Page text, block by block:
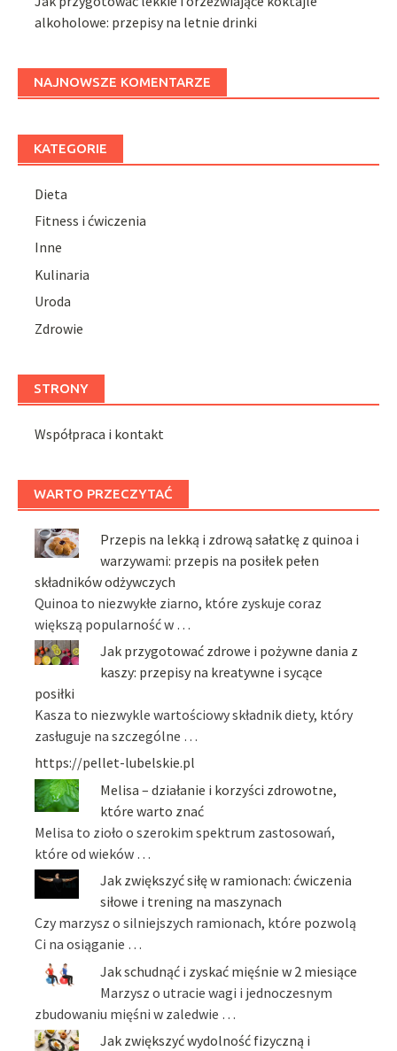
alkoholowe: przepisy na letnie drinki
NAJNOWSZE KOMENTARZE
KATEGORIE
Dieta
Fitness i ćwiczenia
Inne
Kulinaria
Uroda
Zdrowie
STRONY
Współpraca i kontakt
WARTO PRZECZYTAĆ
Przepis na lekką i zdrową sałatkę z quinoa i
warzywami: przepis na posiłek pełen
składników odżywczych
Quinoa to niezwykłe ziarno, które zyskuje coraz
większą popularność w …
Jak przygotować zdrowe i pożywne dania z
kaszy: przepisy na kreatywne i sycące
posiłki
Kasza to niezwykle wartościowy składnik diety, który
zasługuje na szczególne …
https://pellet-lubelskie.pl
Melisa – działanie i korzyści zdrowotne,
które warto znać
Melisa to zioło o szerokim spektrum zastosowań,
które od wieków …
Jak zwiększyć siłę w ramionach: ćwiczenia
siłowe i trening na maszynach
Czy marzysz o silniejszych ramionach, które pozwolą
Ci na osiąganie …
Jak schudnąć i zyskać mięśnie w 2 miesiące
Marzysz o utracie wagi i jednoczesnym
zbudowaniu mięśni w zaledwie …
Jak zwiększyć wydolność fizyczną i